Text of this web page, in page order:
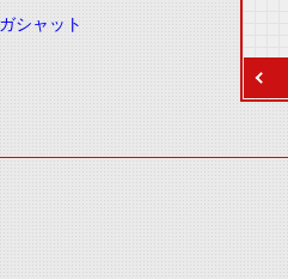
シャット